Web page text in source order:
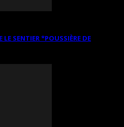
LE SENTIER *POUSSIÈRE DE